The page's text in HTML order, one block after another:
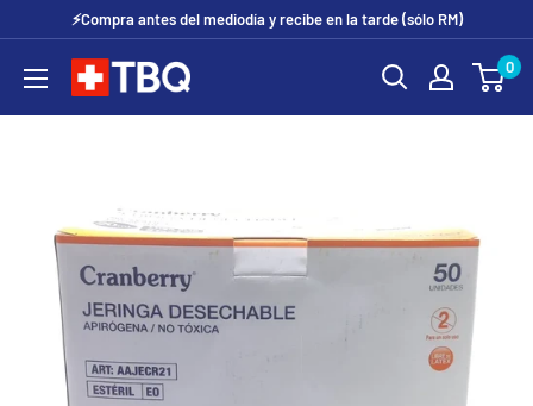
contenido
⚡Compra antes del mediodía y recibe en la tarde (sólo RM)
tubotiquin.cl 0